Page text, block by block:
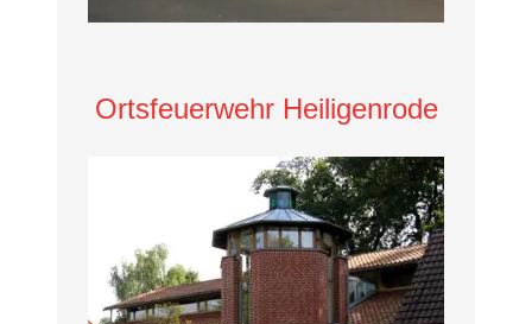
Ortsfeuerwehr Heiligenrode